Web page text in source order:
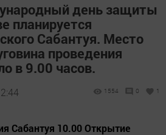
день защиты
планируется
Сабантуя. Место
проведения
в 9.00 часов.
1554 0 1
Сабантуя 10.00 Открытие